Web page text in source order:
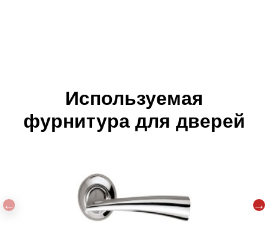
Используемая
фурнитура для дверей